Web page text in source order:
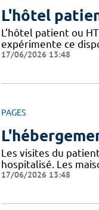
L'hôtel
L’hôtel patient ​​ou
expérimente ce
17/06/2026 13:48
PAGES
Les visites du
hospitalisé. Les
17/06/2026 13:48